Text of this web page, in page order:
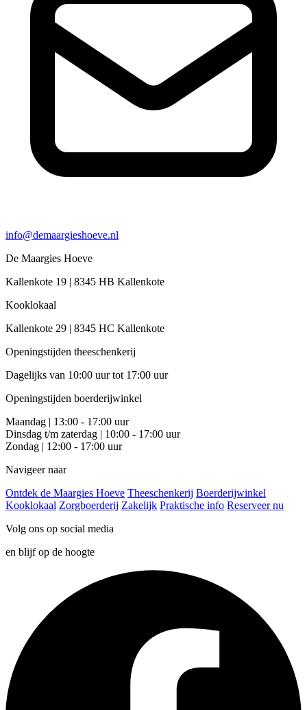
info@demaargieshoeve.nl
De Maargies Hoeve
Kallenkote 19 | 8345 HB Kallenkote
Kooklokaal
Kallenkote 29 | 8345 HC Kallenkote
Openingstijden theeschenkerij
Dagelijks van 10:00 uur tot 17:00 uur
Openingstijden boerderijwinkel
Maandag | 13:00 - 17:00 uur
Dinsdag t/m zaterdag | 10:00 - 17:00 uur
Zondag | 12:00 - 17:00 uur
Navigeer naar
Ontdek de Maargies Hoeve Theeschenkerij Boerderijwinkel
Kooklokaal Zorgboerderij Zakelijk Praktische info Reserveer nu
Volg ons op social media
en blijf op de hoogte